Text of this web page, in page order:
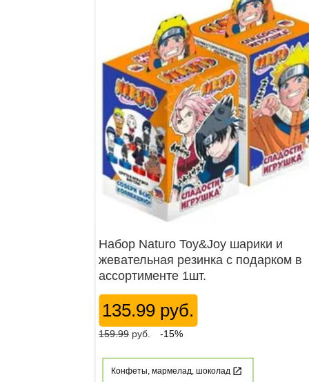
Набор Naturo Toy&Joy шарики и
жевательная резинка с подарком в
ассортименте 1шт.
135.99 руб.
159.99 руб. -15%
Конфеты, мармелад, шоколад